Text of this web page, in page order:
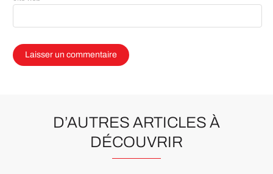
D’AUTRES ARTICLES À
DÉCOUVRIR